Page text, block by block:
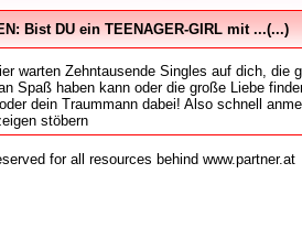
Bist DU ein TEENAGER-GIRL mit ...(...)
warten Zehntausende Singles auf dich, die
Spaß haben kann oder die große Liebe
dein Traummann dabei! Also schnell
stöbern
for all resources behind www.partner.at